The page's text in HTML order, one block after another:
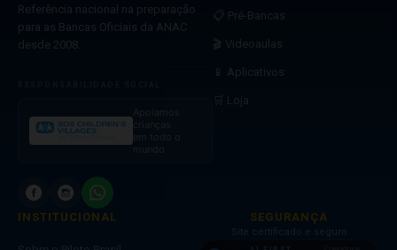
Referência nacional na preparação
para as Bancas Oficiais da ANAC
desde 2008.
Apoiamos
crianças
em todo o
mundo
📋 Pré-Bancas
🎬 Videoaulas
📱 Aplicativos
🛒 Loja
INSTITUCIONAL SEGURANÇA
Site certificado e seguro